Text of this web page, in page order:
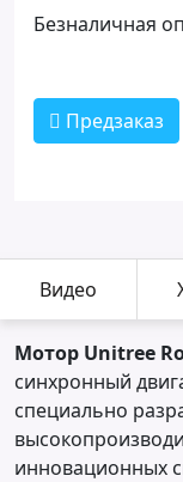
Безналичная
Предзаказ
Видео
Мотор Unitree
синхронный
специально
инновационных